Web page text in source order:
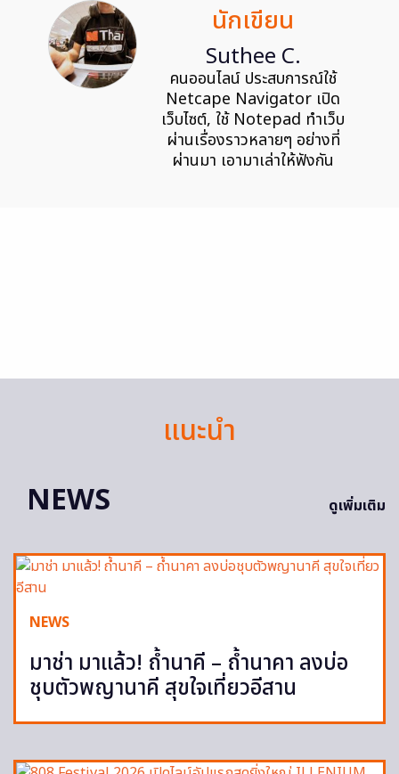
นักเขียน
Suthee C.
คนออนไลน์ ประสบการณ์ใช้
Netcape Navigator เปิด
เว็บไซต์, ใช้ Notepad ทำเว็บ
ผ่านเรื่องราวหลายๆ อย่างที่
ผ่านมา เอามาเล่าให้ฟังกัน
แนะนำ
NEWS
ดูเพิ่มเติม
NEWS
มาช่า มาแล้ว! ถ้ำนาคี – ถ้ำนาคา ลงบ่อ
ชุบตัวพญานาคี สุขใจเที่ยวอีสาน